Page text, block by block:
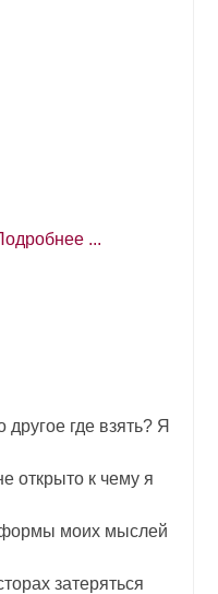
...
где взять? Я
открыто к чему я
формы моих мыслей
затеряться